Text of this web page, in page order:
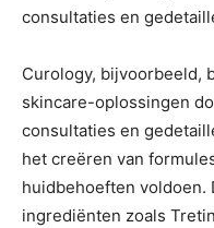
consultaties en
Curology, bijvoorbeeld,
skincare-oplossingen
consultaties en
het creëren van
huidbehoeften voldoen.
ingrediënten zoals